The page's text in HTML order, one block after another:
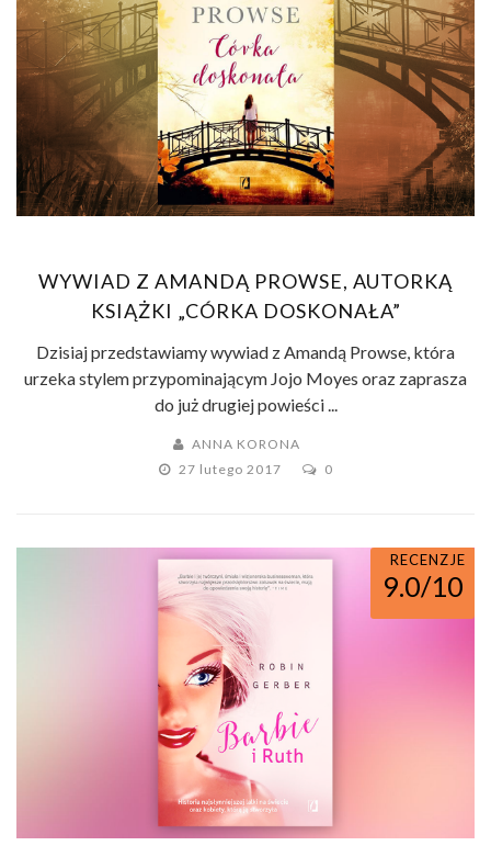
WYWIAD Z AMANDĄ PROWSE, AUTORKĄ
KSIĄŻKI „CÓRKA DOSKONAŁA”
Dzisiaj przedstawiamy wywiad z Amandą Prowse, która
urzeka stylem przypominającym Jojo Moyes oraz zaprasza
do już drugiej powieści ...
ANNA KORONA
27 lutego 2017
0
RECENZJE
9.0/10